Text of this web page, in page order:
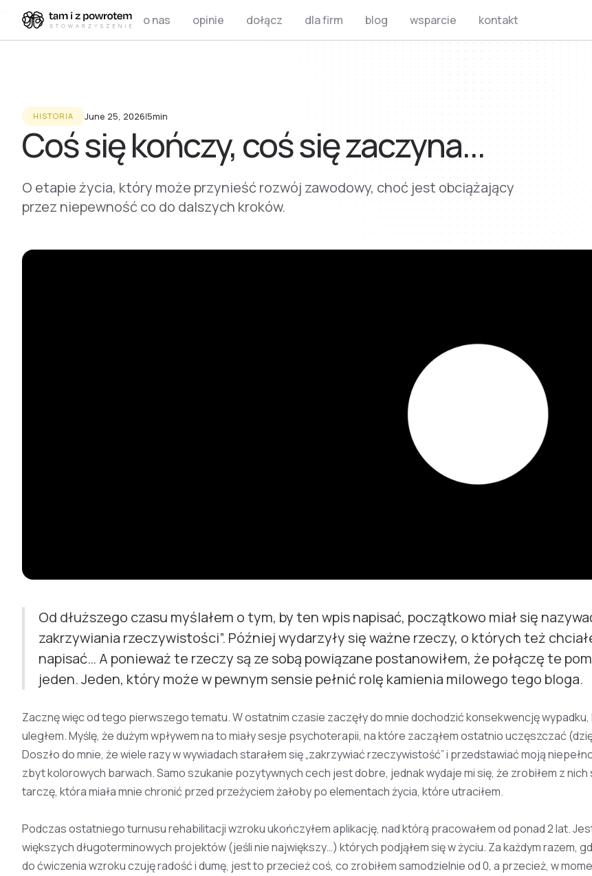
o nas opinie dołącz dla firm blog wsparcie kontakt
HISTORIA June 25, 2026I5min
Coś się kończy, coś się zaczyna...
O etapie życia, który może przynieść rozwój zawodowy, choć jest obciążający
przez niepewność co do dalszych kroków.
Od dłuższego czasu myślałem o tym, by ten wpis napisać, początkowo miał się
zakrzywiania rzeczywistości”. Później wydarzyły się ważne rzeczy, o których też
napisać… A ponieważ te rzeczy są ze sobą powiązane postanowiłem, że połączę te
jeden. Jeden, który może w pewnym sensie pełnić rolę kamienia milowego tego bloga.
Zacznę więc od tego pierwszego tematu. W ostatnim czasie zaczęły do mnie dochodzić konsekwencję
uległem. Myślę, że dużym wpływem na to miały sesje psychoterapii, na które zacząłem ostatnio uczęszczać
Doszło do mnie, że wiele razy w wywiadach starałem się „zakrzywiać rzeczywistość” i przedstawiać moją
zbyt kolorowych barwach. Samo szukanie pozytywnych cech jest dobre, jednak wydaje mi się, że zrobiłem z nich
tarczę, która miała mnie chronić przed przeżyciem żałoby po elementach życia, które utraciłem.
Podczas ostatniego turnusu rehabilitacji wzroku ukończyłem aplikację, nad którą pracowałem od ponad 2 lat.
większych długoterminowych projektów (jeśli nie największy…) których podjąłem się w życiu. Za każdym razem,
do ćwiczenia wzroku czuję radość i dumę, jest to przecież coś, co zrobiłem samodzielnie od 0, a przecież, w